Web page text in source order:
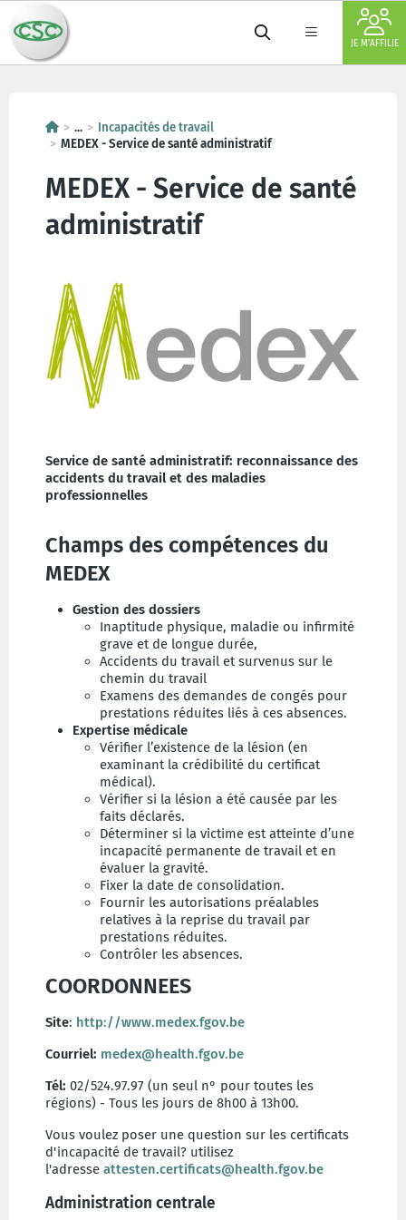
JE M'AFFILIE
...
Incapacités de travail
MEDEX - Service de santé administratif
MEDEX - Service de santé
administratif
Service de santé administratif: reconnaissance des
accidents du travail et des maladies
professionnelles
Champs des compétences du
MEDEX
Gestion des dossiers
Inaptitude physique, maladie ou infirmité
grave et de longue durée,
Accidents du travail et survenus sur le
chemin du travail
Examens des demandes de congés pour
prestations réduites liés à ces absences.
Expertise médicale
Vérifier l’existence de la lésion (en
examinant la crédibilité du certificat
médical).
Vérifier si la lésion a été causée par les
faits déclarés.
Déterminer si la victime est atteinte d’une
incapacité permanente de travail et en
évaluer la gravité.
Fixer la date de consolidation.
Fournir les autorisations préalables
relatives à la reprise du travail par
prestations réduites.
Contrôler les absences.
COORDONNEES
Site: http://www.medex.fgov.be
Courriel: medex@health.fgov.be
Tél: 02/524.97.97 (un seul n° pour toutes les
régions) - Tous les jours de 8h00 à 13h00.
Vous voulez poser une question sur les certificats
d'incapacité de travail? utilisez
l'adresse attesten.certificats@health.fgov.be
Administration centrale